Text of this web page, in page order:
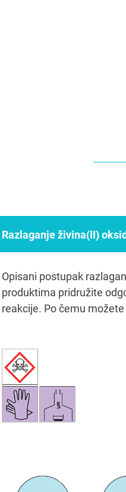
Razlaganje živina(II)
Opisani postupak
produktima pridružite
reakcije. Po čemu